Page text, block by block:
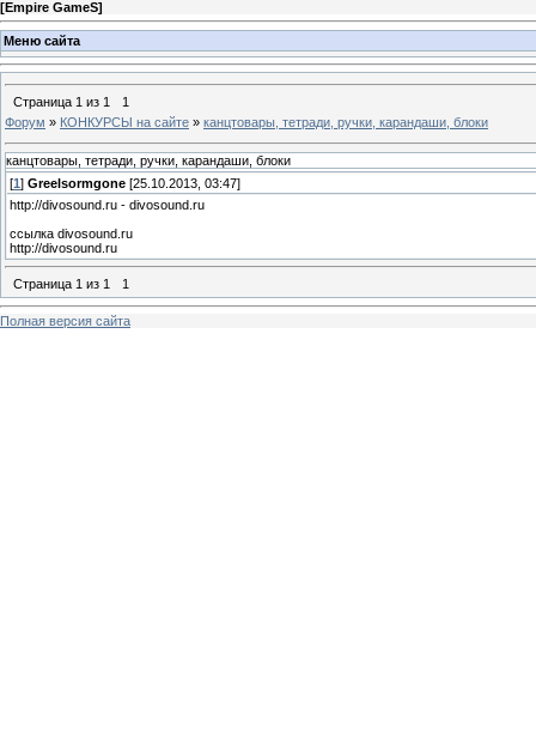
[Empire GameS]
Меню сайта
Страница 1 из 1
1
Форум » КОНКУРСЫ на сайте » канцтовары, тетради, ручки, карандаши, блоки
канцтовары, тетради, ручки, карандаши, блоки
[1] Greelsormgone [25.10.2013, 03:47]
http://divosound.ru - divosound.ru
ссылка divosound.ru
http://divosound.ru
Страница 1 из 1 1
Полная версия сайта